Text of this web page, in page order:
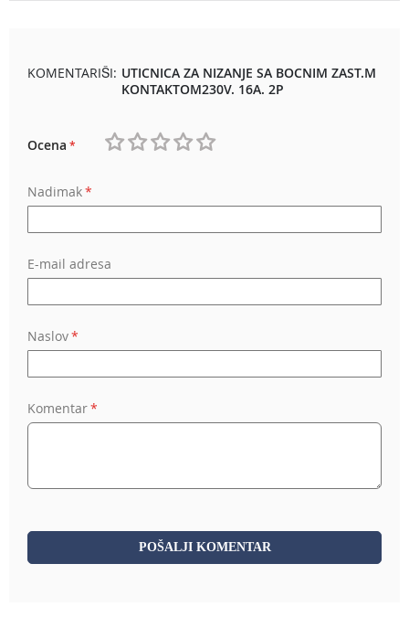
KOMENTARIŠI: UTICNICA ZA NIZANJE SA BOCNIM ZAST.M
KONTAKTOM230V. 16A. 2P
Ocena
Nadimak
E-mail adresa
Naslov
Komentar
POŠALJI KOMENTAR